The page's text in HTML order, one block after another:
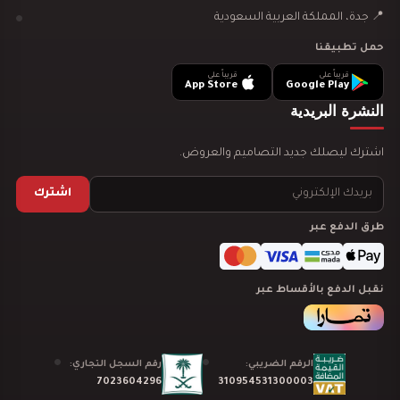
تصميم ديكور مطعم بروست يجذب العملاء ويرفع…
تصميم ديكور مطعم شاورما يجذب العملاء ويرفع…
تصميم ديكور مطعم برجر يجذب العملاء ويرفع…
📍 جدة، المملكة العربية السعودية
حمل تطبيقنا
قريباً على
Google Play
قريباً على
App Store
النشرة البريدية
اشترك ليصلك جديد التصاميم والعروض.
اشترك
طرق الدفع عبر
نقبل الدفع بالأقساط عبر
الرقم الضريبي:
310954531300003
رقم السجل التجاري:
7023604296